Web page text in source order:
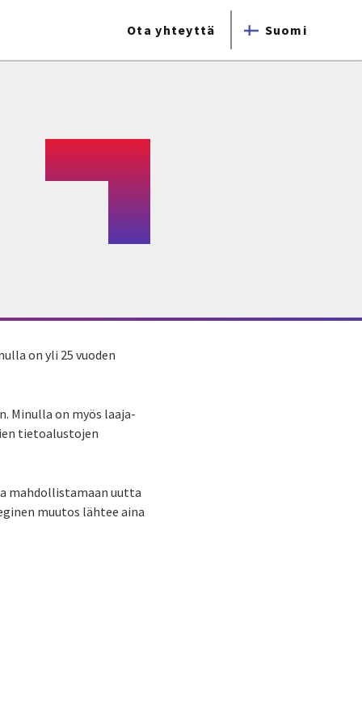
Ota yhteyttä Suomi
on yli 25 vuoden
Minulla on myös laaja-
tietoalustojen
mahdollistamaan uutta
muutos lähtee aina